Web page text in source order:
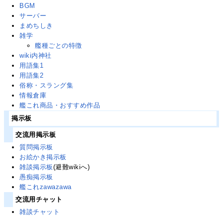
BGM
サーバー
まめちしき
雑学
艦種ごとの特徴
wiki内神社
用語集1
用語集2
俗称・スラング集
情報倉庫
艦これ商品・おすすめ作品
掲示板
交流用掲示板
質問掲示板
お絵かき掲示板
雑談掲示板(避難wikiへ)
愚痴掲示板
艦これzawazawa
交流用チャット
雑談チャット